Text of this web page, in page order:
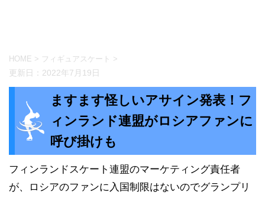
HOME > フィギュアスケート >
更新日： 2022年7月19日
ますます怪しいアサイン発表！フ
ィンランド連盟がロシアファンに
呼び掛けも
フィンランドスケート連盟のマーケティング責任者
が、ロシアのファンに入国制限はないのでグランプリ